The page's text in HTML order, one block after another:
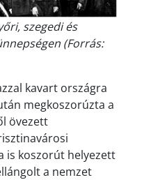
szegedi és
(Forrás:
kavart országra
megkoszorúzta a
övezett
is koszorút helyezett
a nemzet